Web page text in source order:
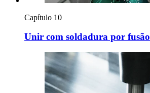
Capítulo 10
Unir com soldadura por fusão